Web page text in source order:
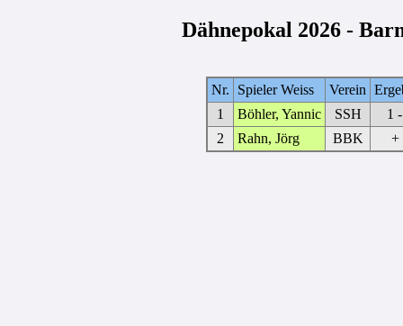
Dähnepokal 2026 -
Nr. Spieler Weiss Verein
1
Böhler, Yannic SSH
1
2
Rahn, Jörg BBK +